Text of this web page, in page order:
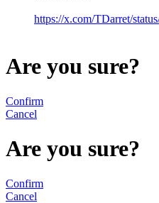
https://x.com/TDarret/
Are you sure?
Confirm
Cancel
Are you sure?
Confirm
Cancel